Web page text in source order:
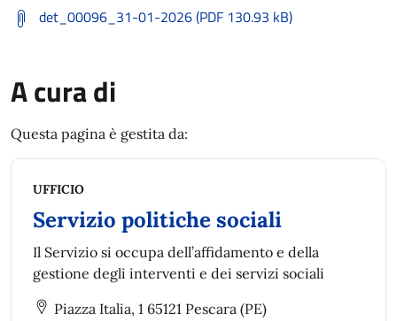
det_00096_31-01-2026 (PDF 130.93 kB)
A cura di
Questa pagina è gestita da:
UFFICIO
Servizio politiche sociali
Il Servizio si occupa dell’affidamento e della
gestione degli interventi e dei servizi sociali
Piazza Italia, 1 65121 Pescara (PE)